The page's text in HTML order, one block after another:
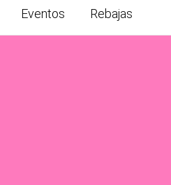
Eventos Rebajas